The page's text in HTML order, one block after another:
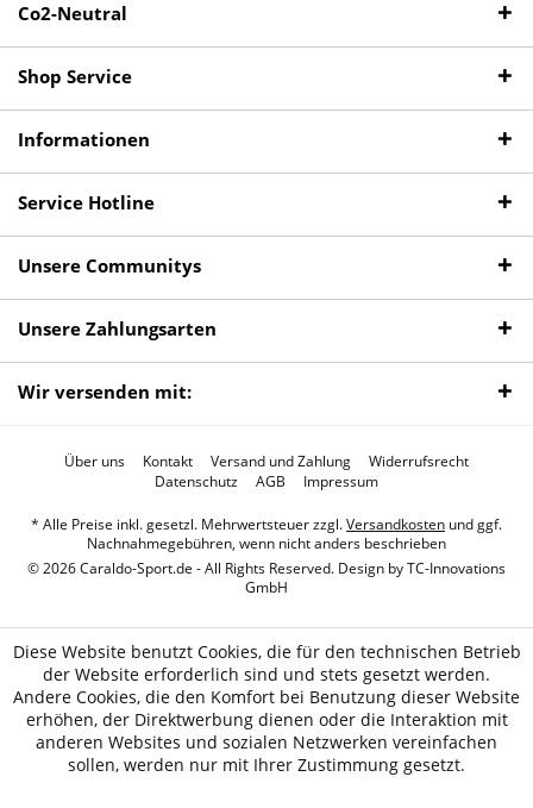
Co2-Neutral
Shop Service
Informationen
Service Hotline
Unsere Communitys
Unsere Zahlungsarten
Wir versenden mit:
Über uns Kontakt Versand und Zahlung
Widerrufsrecht
Datenschutz
AGB Impressum
* Alle Preise inkl. gesetzl. Mehrwertsteuer zzgl.Versandkosten und ggf.
Nachnahmegebühren, wenn nicht anders beschrieben
© 2026 Caraldo-Sport.de - All Rights Reserved. Design byTC-Innovations
GmbH
Diese Website benutzt Cookies, die für den technischen Betrieb
der Website erforderlich sind und stets gesetzt werden.
Andere Cookies, die den Komfort bei Benutzung dieser Website
erhöhen, der Direktwerbung dienen oder die Interaktion mit
anderen Websites und sozialen Netzwerken vereinfachen
sollen, werden nur mit Ihrer Zustimmung gesetzt.